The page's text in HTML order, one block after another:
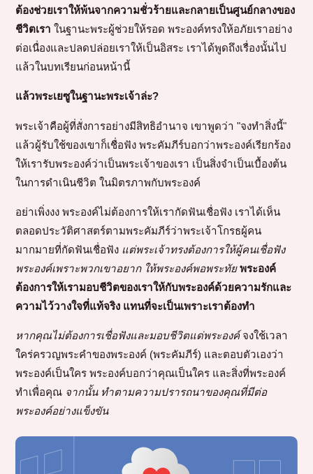
ต้องช่วยเราให้พ้นจากความชั่วร้ายและกลายเป็นศูนย์กลางของ
ชีวิตเรา ในฐานะพระผู้ช่วยให้รอด พระองค์ทรงให้อภัยเราอย่าง
ต่อเนื่องและปลดปล่อยเราให้เป็นอิสระ เราได้พูดถึงเรื่องนั้นไป
แล้วในบทเรียนก่อนหน้านี้
แล้วพระเยซูในฐานะพระเจ้าล่ะ?
พระเจ้าคือผู้ที่สั่งการอย่างมีสิทธิอำนาจ เขาพูดว่า "จงทำสิ่งนี้"
แล้วผู้รับใช้ของเขาก็เชื่อฟัง พระคัมภีร์บอกว่าพระองค์เรียกร้อง
ให้เรารับพระองค์ว่าเป็นพระเจ้าของเรา เป็นสิ่งจำเป็นเบื้องต้น
ในการดำเนินชีวิต ในมิตรภาพกับพระองค์
อย่าเพิ่งงง พระองค์ไม่ต้องการให้เรากัดฟันเชื่อฟัง เราได้เห็น
ตลอดประวัติศาสตร์ตามพระคัมภีร์ว่าพระเจ้าโกรธผู้คน
มากมายที่กัดฟันเชื่อฟัง แต่พระเจ้าทรงต้องการให้ผู้คนเชื่อฟัง
พระองค์เพราะพวกเขาอยาก ให้พระองค์พอพระทัย พระองค์
ต้องการให้เรามอบชีวิตของเราให้กับพระองค์ด้วยความรักและ
ความไว้วางใจที่แท้จริง แทนที่จะเป็นเพราะเราต้องทำ
หากคุณไม่ต้องการเชื่อฟังและมอบชีวิตแด่พระองค์จงใช้เวลา
ใคร่ครวญพระคำของพระองค์ (พระคัมภีร์) และตอบตัวเองว่า
พระองค์เป็นใคร พระองค์บอกว่าคุณเป็นใคร และสิ่งที่พระองค์
ทำเพื่อคุณ จากนั้น ทำตามความปรารถนาของคุณที่มีต่อ
พระองค์อย่างแข็งขัน